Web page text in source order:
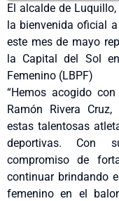
El alcalde de
la bienvenida oficial
este mes de mayo
la Capital del Sol
Femenino (LBPF)
“Hemos acogido
Ramón Rivera
estas talentosas
deportivas. Con
compromiso de
continuar brindando
femenino en el